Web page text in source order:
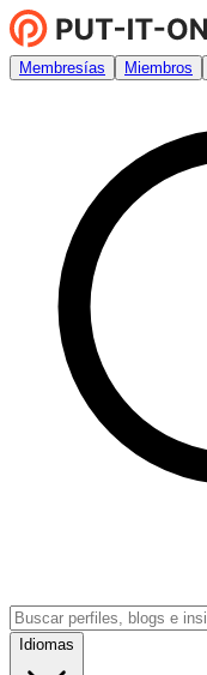
Membresías Miembros
Idiomas